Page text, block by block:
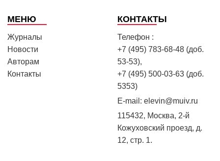
МЕНЮ
Журналы
Новости
Авторам
Контакты
КОНТАКТЫ
Телефон :
+7 (495) 783-68-48 (доб.
53-53),
+7 (495) 500-03-63 (доб.
5353)
E-mail: elevin@muiv.ru
115432, Москва, 2-й
Кожуховский проезд, д.
12, стр. 1.